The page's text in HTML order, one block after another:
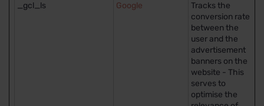
_gcl_ls Google
Tracks the
conversion rate
between the
user and the
advertisement
banners on the
website - This
serves to
optimise the